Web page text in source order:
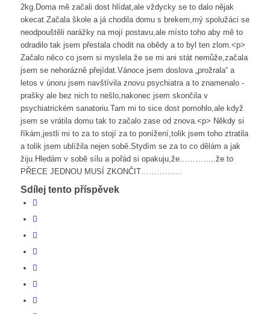
2kg.Doma mě začali dost hlídat,ale vždycky se to dalo nějak
okecat.Začala škole a já chodila domu s brekem,mý spolužáci se
neodpouštěli narážky na mojí postavu,ale místo toho aby mě to
odradilo tak jsem přestala chodit na obědy a to byl ten zlom.<p>
Začalo něco co jsem si myslela že se mi ani stát nemůže,začala
jsem se nehorázně přejídat.Vánoce jsem doslova „prožrala“ a
letos v únoru jsem navštívila znovu psychiatra a to znamenalo -
prašky ale bez nich to nešlo,nakonec jsem skončila v
psychiatrickém sanatoriu.Tam mi to sice dost pomohlo,ale když
jsem se vrátila domu tak to začalo zase od znova.<p> Někdy si
říkám,jestli mi to za to stojí za to ponížení,tolik jsem toho ztratila
a tolik jsem ublížila nejen sobě.Stydím se za to co dělám a jak
žiju.Hledám v sobě sílu a pořád si opakuju,že…………..že to
PŘECE JEDNOU MUSÍ ZKONČIT…………….
Sdílej tento příspěvek